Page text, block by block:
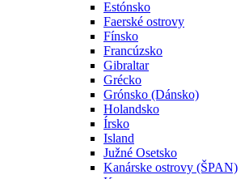
Estónsko
Faerské ostrovy
Fínsko
Francúzsko
Gibraltar
Grécko
Grónsko (Dánsko)
Holandsko
Írsko
Island
Južné Osetsko
Kanárske ostrovy (ŠPAN)